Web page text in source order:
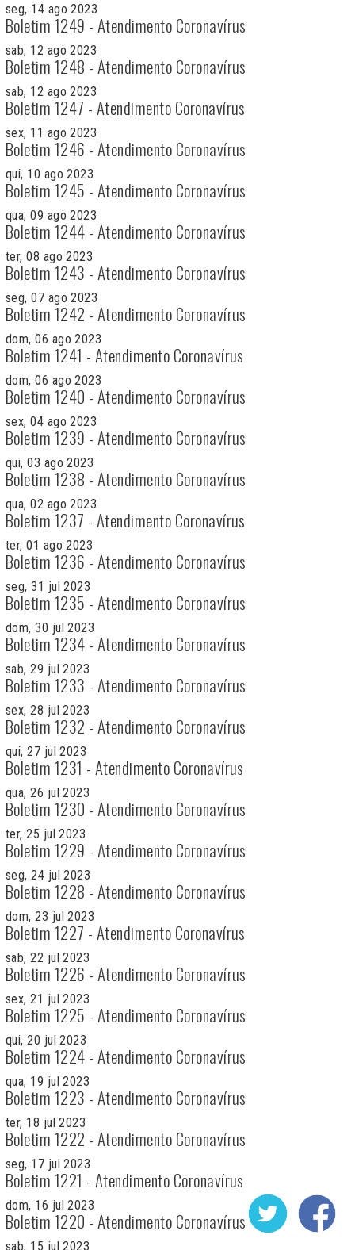
seg, 14 ago 2023
Boletim 1249 - Atendimento Coronavírus
sab, 12 ago 2023
Boletim 1248 - Atendimento Coronavírus
sab, 12 ago 2023
Boletim 1247 - Atendimento Coronavírus
sex, 11 ago 2023
Boletim 1246 - Atendimento Coronavírus
qui, 10 ago 2023
Boletim 1245 - Atendimento Coronavírus
qua, 09 ago 2023
Boletim 1244 - Atendimento Coronavírus
ter, 08 ago 2023
Boletim 1243 - Atendimento Coronavírus
seg, 07 ago 2023
Boletim 1242 - Atendimento Coronavírus
dom, 06 ago 2023
Boletim 1241 - Atendimento Coronavírus
dom, 06 ago 2023
Boletim 1240 - Atendimento Coronavírus
sex, 04 ago 2023
Boletim 1239 - Atendimento Coronavírus
qui, 03 ago 2023
Boletim 1238 - Atendimento Coronavírus
qua, 02 ago 2023
Boletim 1237 - Atendimento Coronavírus
ter, 01 ago 2023
Boletim 1236 - Atendimento Coronavírus
seg, 31 jul 2023
Boletim 1235 - Atendimento Coronavírus
dom, 30 jul 2023
Boletim 1234 - Atendimento Coronavírus
sab, 29 jul 2023
Boletim 1233 - Atendimento Coronavírus
sex, 28 jul 2023
Boletim 1232 - Atendimento Coronavírus
qui, 27 jul 2023
Boletim 1231 - Atendimento Coronavírus
qua, 26 jul 2023
Boletim 1230 - Atendimento Coronavírus
ter, 25 jul 2023
Boletim 1229 - Atendimento Coronavírus
seg, 24 jul 2023
Boletim 1228 - Atendimento Coronavírus
dom, 23 jul 2023
Boletim 1227 - Atendimento Coronavírus
sab, 22 jul 2023
Boletim 1226 - Atendimento Coronavírus
sex, 21 jul 2023
Boletim 1225 - Atendimento Coronavírus
qui, 20 jul 2023
Boletim 1224 - Atendimento Coronavírus
qua, 19 jul 2023
Boletim 1223 - Atendimento Coronavírus
ter, 18 jul 2023
Boletim 1222 - Atendimento Coronavírus
seg, 17 jul 2023
Boletim 1221 - Atendimento Coronavírus
dom, 16 jul 2023
Boletim 1220 - Atendimento Coronavírus
sab, 15 jul 2023